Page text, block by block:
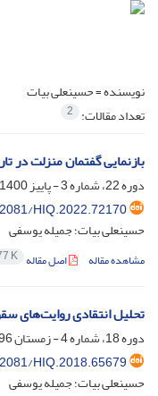
نویسنده =حسینعلی بیات
تعداد مقالات: 2
بازنمایی گفتمان منزلت در
دوره 22، شماره 3 - پاییز 1400 - مسلسل 87، مهر 1400، صفحه
HIQ.2022.72170
حسینعلی بیات؛ جمیله یوسفی
مشاهده مقاله اصل مقاله K
تحلیل انتقادی روایت‌های
دوره 18، شماره 4 - زمستان 96 مسلسل72، خرداد 1397، صفحه
HIQ.2018.65679
حسینعلی بیات؛ جمیله یوسفی